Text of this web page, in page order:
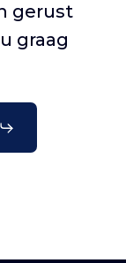
gerust
graag